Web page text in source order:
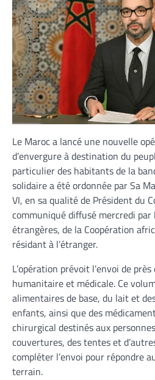
Le Maroc a lancé une nouvelle
d’envergure à destination du
particulier des habitants de la
solidaire a été ordonnée par Sa
VI, en sa qualité de Président du
communiqué diffusé mercredi
étrangères, de la Coopération
résidant à l’étranger.
L’opération prévoit l’envoi de
humanitaire et médicale. Ce
alimentaires de base, du lait et
enfants, ainsi que des
chirurgical destinés aux
couvertures, des tentes et
compléter l’envoi pour répondre
terrain.